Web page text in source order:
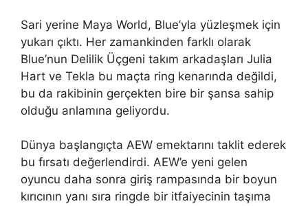
Sari yerine Maya World, Blue’yla yüzleşmek için
yukarı çıktı. Her zamankinden farklı olarak
Blue’nun Delilik Üçgeni takım arkadaşları Julia
Hart ve Tekla bu maçta ring kenarında değildi,
bu da rakibinin gerçekten bire bir şansa sahip
olduğu anlamına geliyordu.
Dünya başlangıçta AEW emektarını taklit ederek
bu fırsatı değerlendirdi. AEW’e yeni gelen
oyuncu daha sonra giriş rampasında bir boyun
kırıcının yanı sıra ringde bir itfaiyecinin taşıma